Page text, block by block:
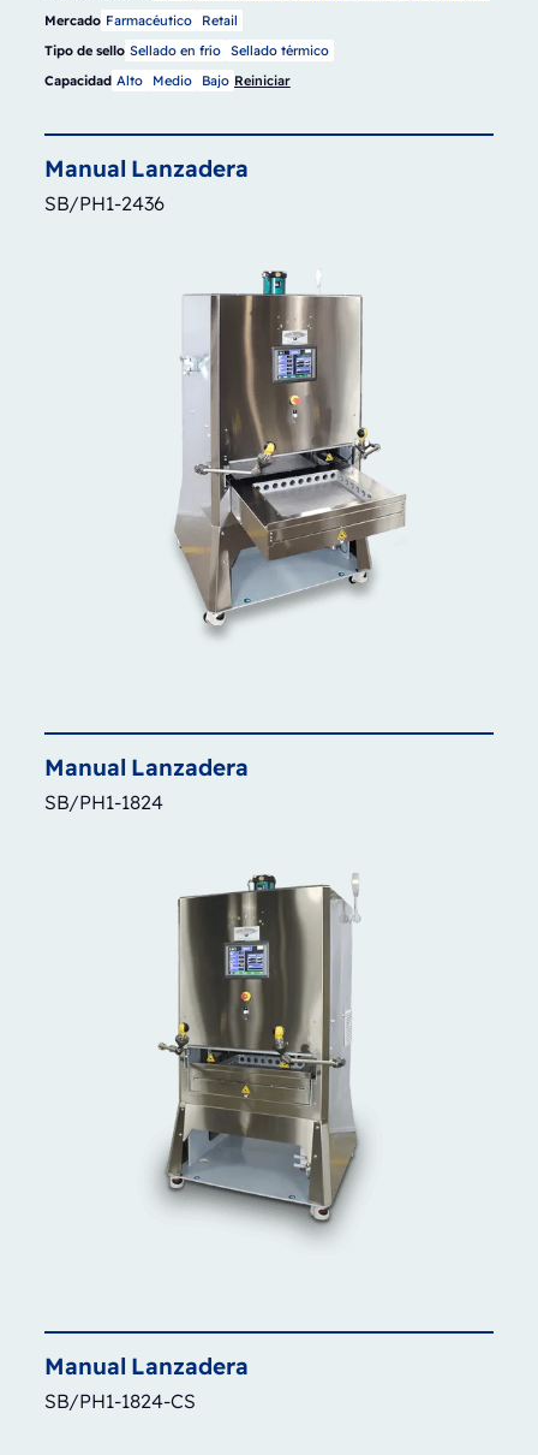
Mercado Farmacéutico
Retail
Tipo de sello Sellado en frío Sellado térmico
Capacidad Alto Medio Bajo Reiniciar
Manual Lanzadera
SB/PH1-2436
Manual Lanzadera
SB/PH1-1824
Manual Lanzadera
SB/PH1-1824-CS